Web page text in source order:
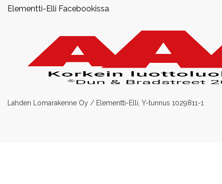
Elementti-Elli Facebookissa
Lahden Lomarakenne Oy / Elementti-Elli, Y-tunnus 1029811-1